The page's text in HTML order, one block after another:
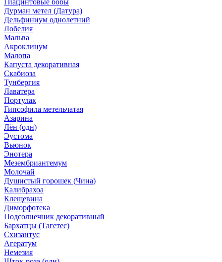
Гиацинтовые бобы
Дурман метел (Датура)
Дельфиниум однолетний
Лобелия
Мальва
Акроклинум
Малопа
Капуста декоративная
Скабиоза
Тунбергия
Лаватера
Портулак
Гипсофила метельчатая
Азарина
Лён (одн)
Эустома
Вьюнок
Энотера
Мезембриантемум
Молочай
Душистый горошек (Чина)
Калибрахоа
Клещевина
Диморфотека
Подсолнечник декоративный
Бархатцы (Тагетес)
Схизантус
Агератум
Немезия